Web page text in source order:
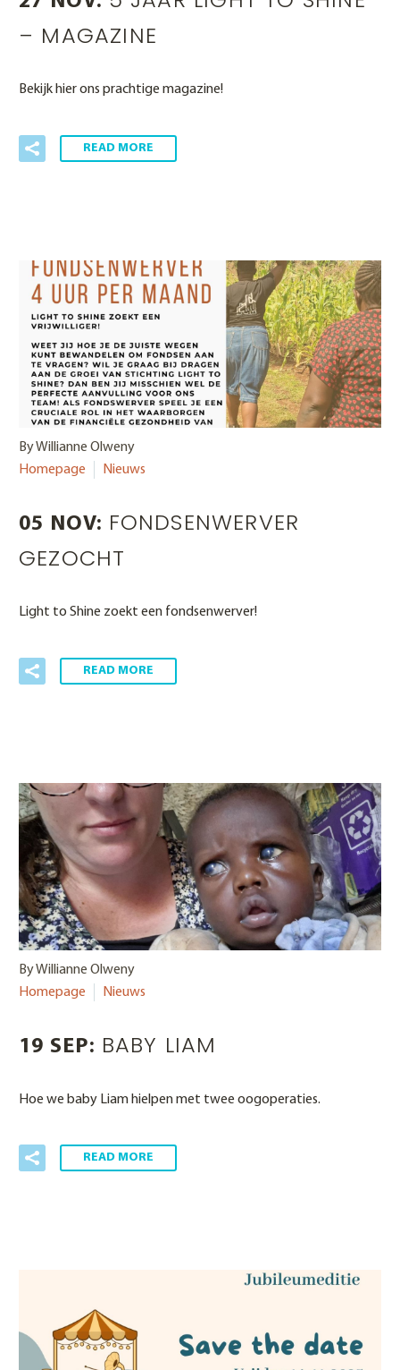
– MAGAZINE
Bekijk hier ons prachtige magazine!
READ MORE
By Willianne Olweny
Homepage
Nieuws
05 NOV: FONDSENWERVER
GEZOCHT
Light to Shine zoekt een fondsenwerver!
READ MORE
By Willianne Olweny
Homepage
Nieuws
19 SEP: BABY LIAM
Hoe we baby Liam hielpen met twee oogoperaties.
READ MORE